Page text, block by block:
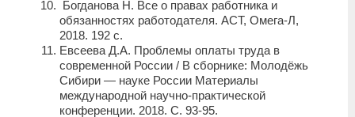
Богданова Н. Все о правах работника и
обязанностях работодателя. АСТ, Омега-Л,
2018. 192 с.
Евсеева Д.А. Проблемы оплаты труда в
современной России / В сборнике: Молодёжь
Сибири — науке России Материалы
международной научно-практической
конференции. 2018. С. 93-95.